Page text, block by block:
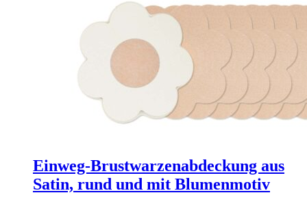
Einweg-Brustwarzenabdeckung aus
Satin, rund und mit Blumenmotiv